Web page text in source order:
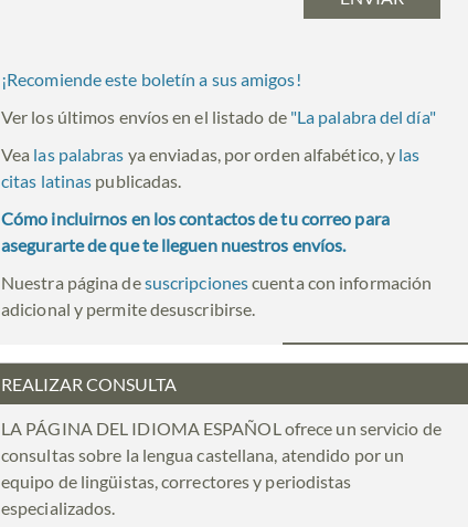
¡Recomiende este boletín a sus amigos!
Ver los últimos envíos en el listado de "La palabra del día"
Vea las palabras ya enviadas, por orden alfabético, y las
citas latinas publicadas.
Cómo incluirnos en los contactos de tu correo para
asegurarte de que te lleguen nuestros envíos.
Nuestra página desuscripcionescuenta con información
adicional y permite desuscribirse.
REALIZAR CONSULTA
LA PÁGINA DEL IDIOMA ESPAÑOL ofrece un servicio de
consultas sobre la lengua castellana, atendido por un
equipo de lingüistas, correctores y periodistas
especializados.